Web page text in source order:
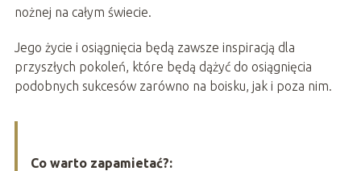
nożnej na całym świecie.
Jego życie i osiągnięcia będą zawsze inspiracją dla
przyszłych pokoleń, które będą dążyć do osiągnięcia
podobnych sukcesów zarówno na boisku, jak i poza nim.
Co warto zapamietać?: